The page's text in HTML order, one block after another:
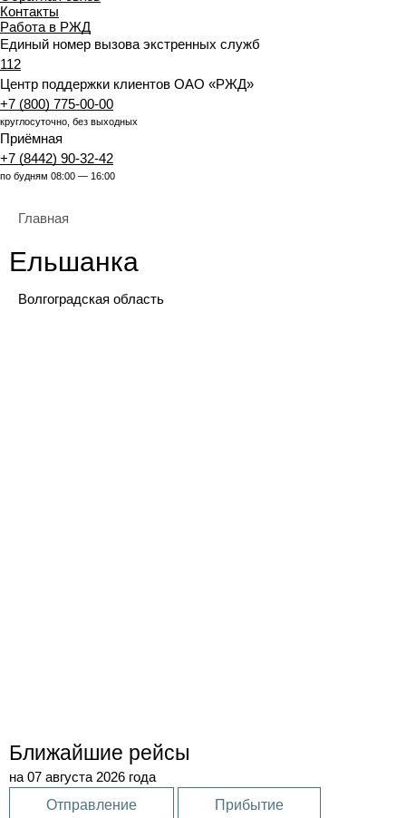
Контакты
Работа в РЖД
Единый номер вызова экстренных служб
112
Центр поддержки клиентов ОАО «РЖД»
+7 (800) 775-00-00
круглосуточно, без выходных
Приёмная
+7 (8442) 90-32-42
по будням 08:00 — 16:00
Главная
Ельшанка
Волгоградская область
Ближайшие рейсы
на 07 августа 2026 года
Отправление
Прибытие